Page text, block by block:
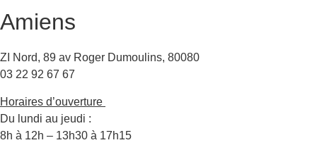
Amiens
ZI Nord, 89 av Roger Dumoulins, 80080
03 22 92 67 67
Horaires d’ouverture
Du lundi au jeudi :
8h à 12h – 13h30 à 17h15